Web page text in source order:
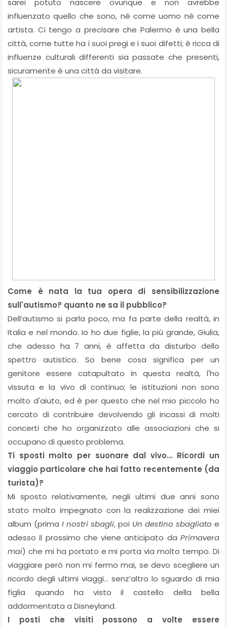
sarei potuto nascere ovunque e non avrebbe
influenzato quello che sono, né come uomo né come
artista. Ci tengo a precisare che Palermo è una bella
città, come tutte ha i suoi pregi e i suoi difetti; è ricca di
influenze culturali differenti sia passate che presenti,
sicuramente è una città da visitare.
Come è nata la tua opera di sensibilizzazione
sull'autismo? quanto ne sa il pubblico?
Dell’autismo si parla poco, ma fa parte della realtà, in
Italia e nel mondo. Io ho due figlie, la più grande, Giulia,
che adesso ha 7 anni, è affetta da disturbo dello
spettro autistico. So bene cosa significa per un
genitore essere catapultato in questa realtà, l'ho
vissuta e la vivo di continuo; le istituzioni non sono
molto d'aiuto, ed è per questo che nel mio piccolo ho
cercato di contribuire devolvendo gli incassi di molti
concerti che ho organizzato alle associazioni che si
occupano di questo problema.
Ti sposti molto per suonare dal vivo... Ricordi un
viaggio particolare che hai fatto recentemente (da
turista)?
Mi sposto relativamente, negli ultimi due anni sono
stato molto impegnato con la realizzazione dei miei
album (prima I nostri sbagli, poi Un destino sbagliato e
adesso il prossimo che viene anticipato da Primavera
mai) che mi ha portato e mi porta via molto tempo. Di
viaggiare però non mi fermo mai, se devo scegliere un
ricordo degli ultimi viaggi… senz’altro lo sguardo di mia
figlia quando ha visto il castello della bella
addormentata a Disneyland.
I posti che visiti possono a volte essere